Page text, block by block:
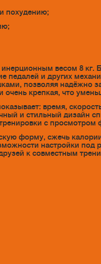
похудению;
весом 8
педалей и других
позволяя надёжно
крепкая, что
время,
и стильный дизайн
с просмотром
форму, сжечь
настройки под
к совместным